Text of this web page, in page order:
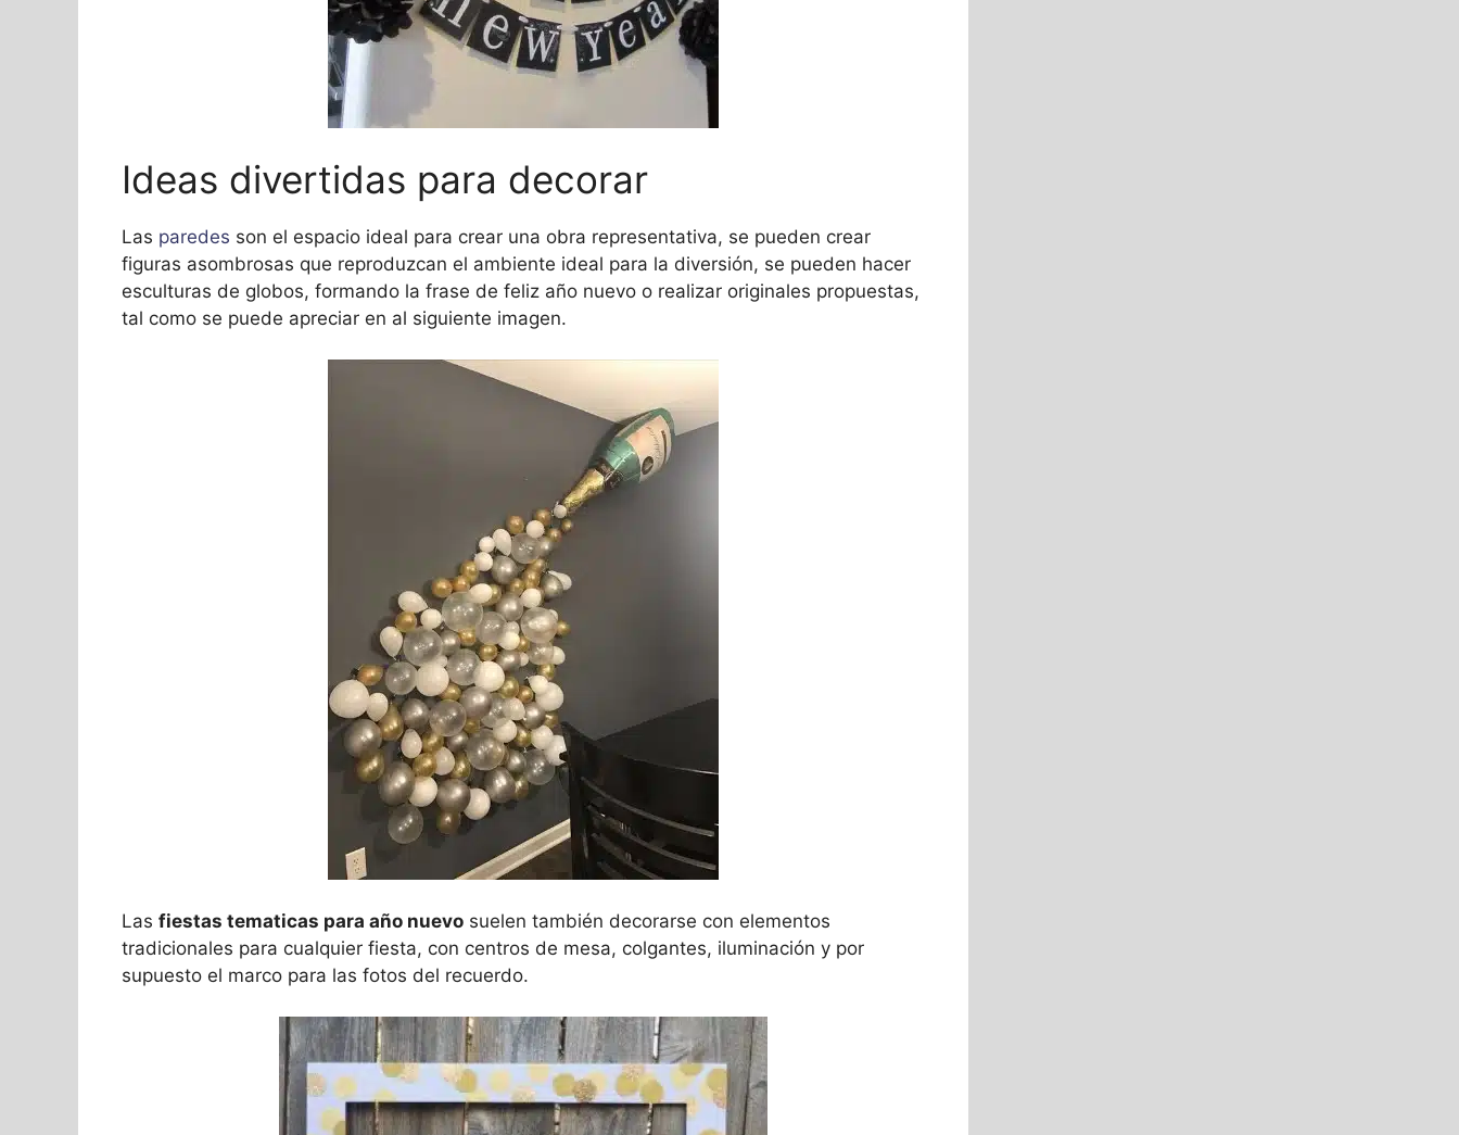
Ideas divertidas para decorar
Las paredes son el espacio ideal para crear una obra representativa, se pueden crear
figuras asombrosas que reproduzcan el ambiente ideal para la diversión, se pueden hacer
esculturas de globos, formando la frase de feliz año nuevo o realizar originales propuestas,
tal como se puede apreciar en al siguiente imagen.
Las fiestas tematicas para año nuevo suelen también decorarse con elementos
tradicionales para cualquier fiesta, con centros de mesa, colgantes, iluminación y por
supuesto el marco para las fotos del recuerdo.